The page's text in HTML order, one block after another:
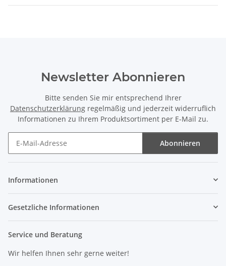
Newsletter Abonnieren
Bitte senden Sie mir entsprechend Ihrer
Datenschutzerklärung regelmäßig und jederzeit widerruflich
Informationen zu Ihrem Produktsortiment per E-Mail zu.
Abonnieren
Informationen
Gesetzliche Informationen
Service und Beratung
Wir helfen Ihnen sehr gerne weiter!